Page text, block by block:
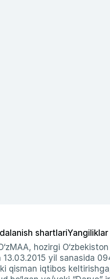
shartlari
hozirgi
yil sanasida
qisman iqtibos